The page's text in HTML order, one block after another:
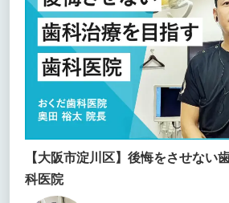
【大阪市淀川区】後悔をさせない
科医院